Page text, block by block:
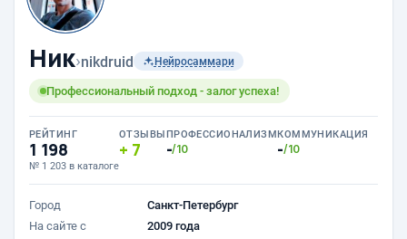
Ник›nikdruid Нейросаммари
Профессиональный подход - залог успеха!
РЕЙТИНГ
1 198
№ 1 203 в каталоге
ОТЗЫВЫ
7
ПРОФЕССИОНАЛИЗМ
-/10
КОММУНИКАЦИЯ
-/10
Город
Санкт-Петербург
На сайте с
2009 года